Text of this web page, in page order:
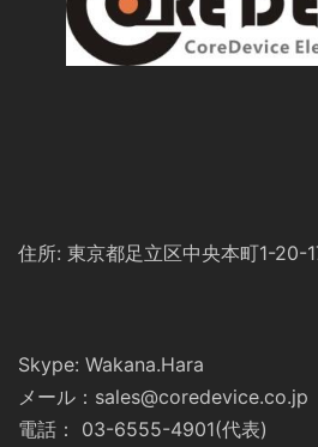
住所: 東京都足立区中央本町1-20-
Skype: Wakana.Hara
メール：sales@coredevice.co.jp
電話： 03-6555-4901(代表)